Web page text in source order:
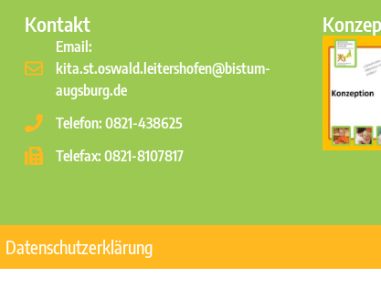
Kontakt
Email:
kita.st.oswald.leitershofen@bistum-
augsburg.de
Telefon: 0821-438625
Telefax: 0821-8107817
Datenschutzerklärung